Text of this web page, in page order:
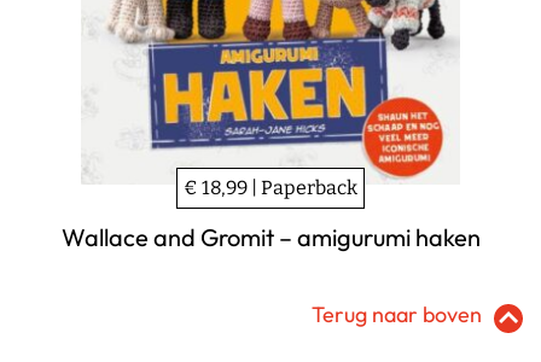
€ 18,99 | Paperback
Wallace and Gromit – amigurumi haken
Terug naar boven